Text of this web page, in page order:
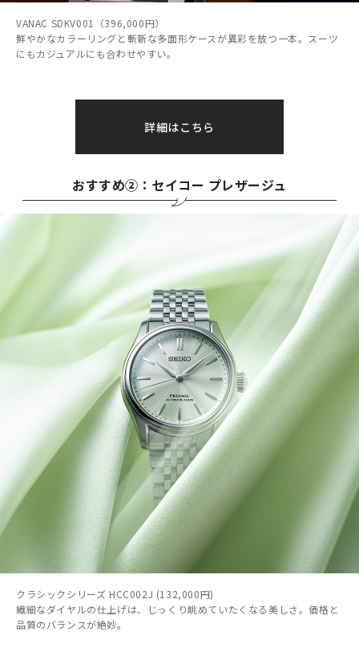
VANAC SDKV001（396,000円）
鮮やかなカラーリングと斬新な多面形ケースが異彩を放つ一本。スーツ
にもカジュアルにも合わせやすい。
詳細はこちら
おすすめ②：セイコー プレザージュ
クラシックシリーズ HCC002J (132,000円)
繊細なダイヤルの仕上げは、じっくり眺めていたくなる美しさ。価格と
品質のバランスが絶妙。